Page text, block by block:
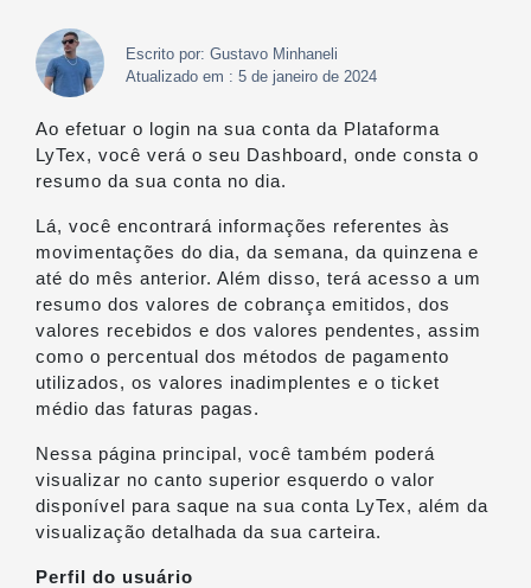
Escrito por: Gustavo Minhaneli
Atualizado em : 5 de janeiro de 2024
Ao efetuar o login na sua conta da Plataforma
LyTex, você verá o seu Dashboard, onde consta o
resumo da sua conta no dia.
Lá, você encontrará informações referentes às
movimentações do dia, da semana, da quinzena e
até do mês anterior. Além disso, terá acesso a um
resumo dos valores de cobrança emitidos, dos
valores recebidos e dos valores pendentes, assim
como o percentual dos métodos de pagamento
utilizados, os valores inadimplentes e o ticket
médio das faturas pagas.
Nessa página principal, você também poderá
visualizar no canto superior esquerdo o valor
disponível para saque na sua conta LyTex, além da
visualização detalhada da sua carteira.
Perfil do usuário